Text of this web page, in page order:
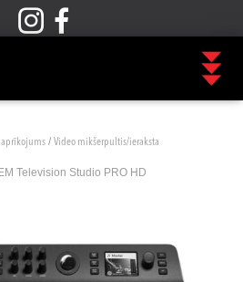
aprīkojums / Video mikšerpultis/ieraksta
Television Studio PRO HD